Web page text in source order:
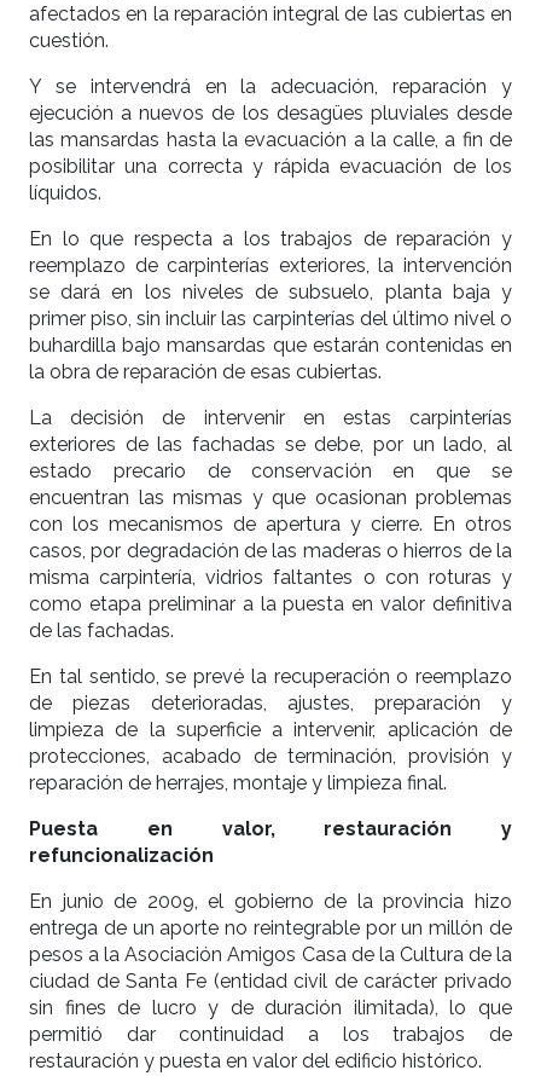
afectados en la reparación integral de las cubiertas en
cuestión.
Y se intervendrá en la adecuación, reparación y
ejecución a nuevos de los desagües pluviales desde
las mansardas hasta la evacuación a la calle, a fin de
posibilitar una correcta y rápida evacuación de los
líquidos.
En lo que respecta a los trabajos de reparación y
reemplazo de carpinterías exteriores, la intervención
se dará en los niveles de subsuelo, planta baja y
primer piso, sin incluir las carpinterías del último nivel o
buhardilla bajo mansardas que estarán contenidas en
la obra de reparación de esas cubiertas.
La decisión de intervenir en estas carpinterías
exteriores de las fachadas se debe, por un lado, al
estado precario de conservación en que se
encuentran las mismas y que ocasionan problemas
con los mecanismos de apertura y cierre. En otros
casos, por degradación de las maderas o hierros de la
misma carpintería, vidrios faltantes o con roturas y
como etapa preliminar a la puesta en valor definitiva
de las fachadas.
En tal sentido, se prevé la recuperación o reemplazo
de piezas deterioradas, ajustes, preparación y
limpieza de la superficie a intervenir, aplicación de
protecciones, acabado de terminación, provisión y
reparación de herrajes, montaje y limpieza final.
Puesta en valor, restauración y
refuncionalización
En junio de 2009, el gobierno de la provincia hizo
entrega de un aporte no reintegrable por un millón de
pesos a la Asociación Amigos Casa de la Cultura de la
ciudad de Santa Fe (entidad civil de carácter privado
sin fines de lucro y de duración ilimitada), lo que
permitió dar continuidad a los trabajos de
restauración y puesta en valor del edificio histórico.